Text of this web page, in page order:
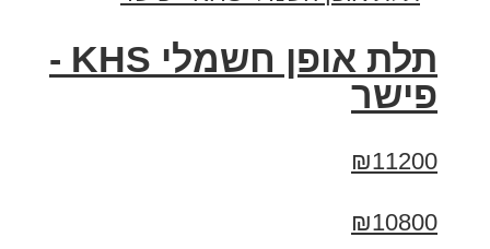
תלת אופן חשמלי KHS -
פישר
₪11200
₪10800